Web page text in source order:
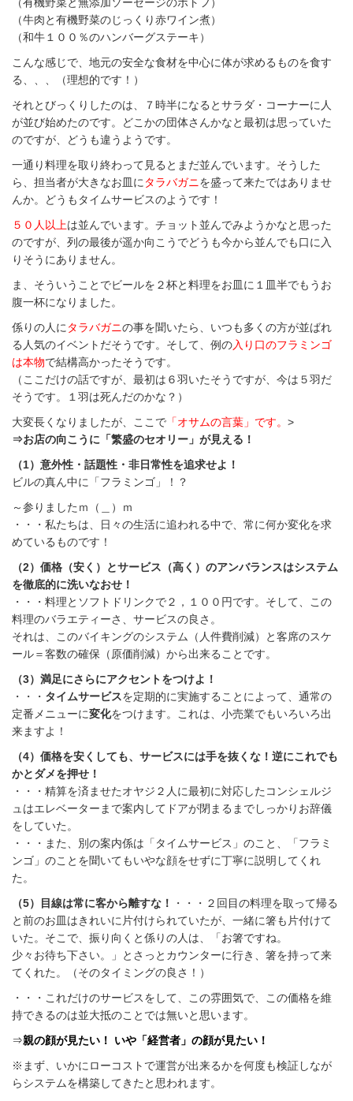
（牛肉と有機野菜のじっくり赤ワイン煮）
（和牛１００％のハンバーグステーキ）
こんな感じで、地元の安全な食材を中心に体が求めるものを食す
る、、、（理想的です！）
それとびっくりしたのは、７時半になるとサラダ・コーナーに人
が並び始めたのです。どこかの団体さんかなと最初は思っていた
のですが、どうも違うようです。
一通り料理を取り終わって見るとまだ並んでいます。そうした
ら、担当者が大きなお皿に タラバガニを盛って来たではありませ
んか。どうもタイムサービスのようです！
５０人以上は並んでいます。チョット並んでみようかなと思った
のですが、列の最後が遥か向こうでどうも今から並んでも口に入
りそうにありません。
ま、そういうことでビールを２杯と料理をお皿に１皿半でもうお
腹一杯になりました。
係りの人に タラバガニの事を聞いたら、いつも多くの方が並ばれ
る人気のイベントだそうです。そして、例の入り口のフラミンゴ
は本物で結構高かったそうです。
（ここだけの話ですが、最初は６羽いたそうですが、今は５羽だ
そうです。１羽は死んだのかな？）
大変長くなりましたが、ここで 「オサムの言葉」です。 >
⇒お店の向こうに「繁盛のセオリー」が見える！
（1）意外性・話題性・非日常性を追求せよ！
ビルの真ん中に「フラミンゴ」！？
～参りましたｍ（＿）ｍ
・・・私たちは、日々の生活に追われる中で、常に何か変化を求
めているものです！
（2）価格（安く）とサービス（高く）のアンバランスはシステム
を徹底的に洗いなおせ！
・・・料理とソフトドリンクで２，１００円です。そして、この
料理のバラエティーさ、サービスの良さ。
それは、このバイキングのシステム（人件費削減）と客席のスケ
ール＝客数の確保（原価削減）から出来ることです。
（3）満足にさらにアクセントをつけよ！
・・・ タイムサービスを定期的に実施することによって、通常の
定番メニューに変化をつけます。これは、小売業でもいろいろ出
来ますよ！
（4）価格を安くしても、サービスには手を抜くな！逆にこれでも
かとダメを押せ！
・・・精算を済ませたオヤジ２人に最初に対応したコンシェルジ
ュはエレベーターまで案内してドアが閉まるまでしっかりお辞儀
をしていた。
・・・また、別の案内係は「タイムサービス」のこと、「フラミ
ンゴ」のことを聞いてもいやな顔をせずに丁寧に説明してくれ
た。
（5）目線は常に客から離すな！
・・・２回目の料理を取って帰る
と前のお皿はきれいに片付けられていたが、一緒に箸も片付けて
いた。そこで、振り向くと係りの人は、「お箸ですね。
少々お待ち下さい。」とさっとカウンターに行き、箸を持って来
てくれた。（そのタイミングの良さ！）
・・・これだけのサービスをして、この雰囲気で、この価格を維
持できるのは並大抵のことでは無いと思います。
⇒親の顔が見たい！ いや「経営者」の顔が見たい！
※まず、いかにローコストで運営が出来るかを何度も検証しなが
らシステムを構築してきたと思われます。